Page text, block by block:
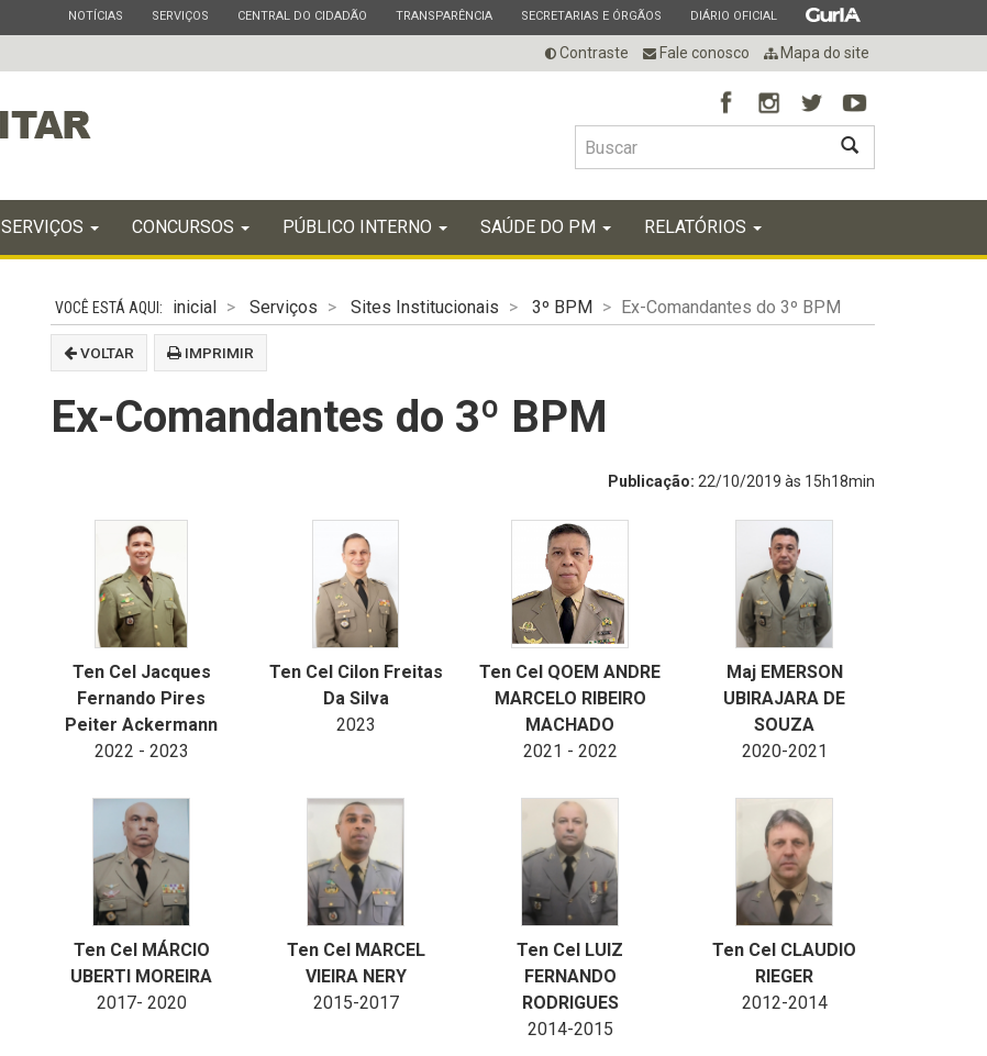
ESTADO
NOTÍCIAS ESTADO
SERVIÇOS ESTADO
CENTRAL DO CIDADÃO ESTADO
TRANSPARÊNCIA ESTADO
SECRETARIAS E ÓRGÃOS ESTADO
DIÁRIO OFICIAL ESTADO
Contraste Fale conosco Mapa do site
BUSCAR
SERVIÇOS CONCURSOS PÚBLICO INTERNO SAÚDE DO PM RELATÓRIOS
inicial Serviços Sites Institucionais 3º BPM Ex-Comandantes do 3º BPM
VOLTAR IMPRIMIR
Ex-Comandantes do 3º BPM
Publicação: 22/10/2019 às 15h18min
Ten Cel Jacques
Fernando Pires
Peiter Ackermann
2022 - 2023
Ten Cel Cilon Freitas
Da Silva
2023
Ten Cel QOEM ANDRE
MARCELO RIBEIRO
MACHADO
2021 - 2022
Maj EMERSON
UBIRAJARA DE
SOUZA
2020-2021
Ten Cel MÁRCIO
UBERTI MOREIRA
2017- 2020
Ten Cel MARCEL
VIEIRA NERY
2015-2017
Ten Cel LUIZ
FERNANDO
RODRIGUES
2014-2015
Ten Cel CLAUDIO
RIEGER
2012-2014